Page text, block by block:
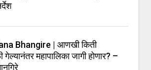
Bhangire | आणखी किती
महापालिका जागी होणार? –